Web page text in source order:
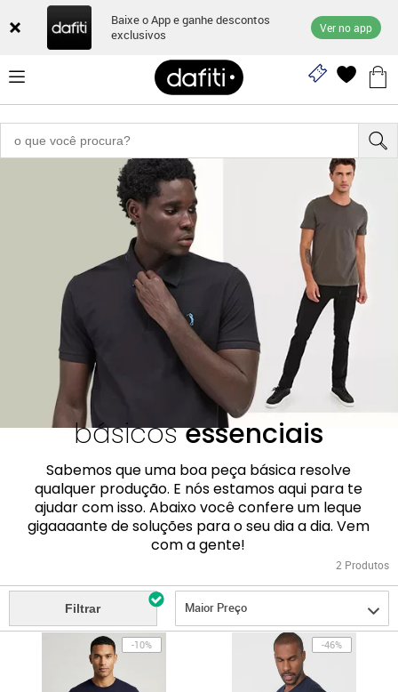
Baixe o App e ganhe descontos
exclusivos
Ver no app
básicosessenciais
Sabemos que uma boa peça básica resolve
qualquer produção. E nós estamos aqui para te
ajudar com isso. Abaixo você confere um leque
gigaaaante de soluções para o seu dia a dia. Vem
com a gente!
2 Produtos
Filtrar Maior Preço
-10% -46%